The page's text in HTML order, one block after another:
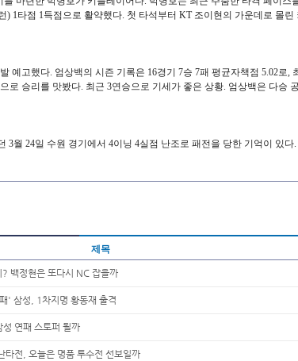
) 1타점 1득점으로 활약했다. 첫 타석부터 KT 조이현의 가운데로 몰린
예고했다. 엄상백의 시즌 기록은 16경기 7승 7패 평균자책점 5.02로,
로 승리를 맛봤다. 최근 3연승으로 기세가 좋은 상황. 엄상백은 다승
3월 24일 수원 경기에서 4이닝 4실점 난조로 패전을 당한 기억이 있다.
제목
백정현은 또다시 NC 잡을까
' 삼성, 1차지명 황동재 출격
성 연패 스토퍼 될까
타전, 오늘은 명품 투수전 선보일까